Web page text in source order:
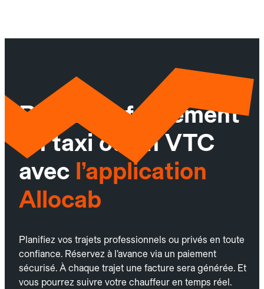
Réservez facilement
un taxi ou un VTC
avec l’application
Allocab
Planifiez vos trajets professionnels ou privés en toute
confiance. Réservez à l’avance via un paiement
sécurisé. À chaque trajet une facture sera générée. Et
vous pourrez suivre votre chauffeur en temps réel.